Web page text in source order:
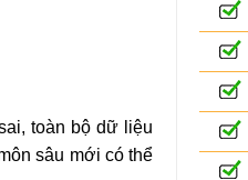
toàn bộ dữ liệu
sâu mới có thể